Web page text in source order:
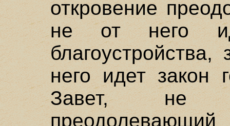
откровение
не от него
него идет закон
Завет, не